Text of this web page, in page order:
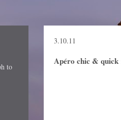
3.10.11
Apéro chic & quick
to